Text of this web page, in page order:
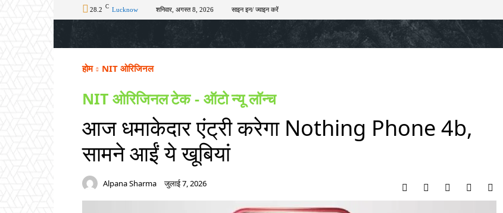
28.2 C Lucknow शनिवार, अगस्त 8, 2026 साइन इन/ ज्वाइन करें
अपराध चुनाव खेल टेक – ऑटो राज्य मनोरंजन लाइफस्टाइल
होम NIT ओरिजिनल
NIT ओरिजिनलटेक - ऑटोन्यू लॉन्च
आज धमाकेदार एंट्री करेगा Nothing Phone 4b,
सामने आईं ये खूबियां
Alpana Sharma जुलाई 7, 2026